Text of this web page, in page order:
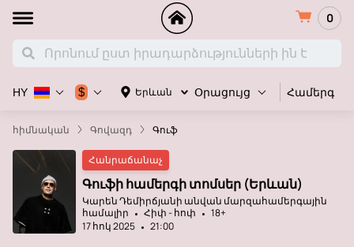
0
Երևան Օրացույց Համերգ
HY $
հիմնական Գովազդ Գուֆ
Հանրաճանաչ
Գուֆի համերգի տոմսեր (Երևան)
Կարեն Դեմիրճյանի անվան մարզահամերգային
համալիր
Հիփ - հոփ
18+
17 հոկ 2025
21:00